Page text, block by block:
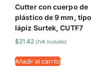
Cutter con cuerpo de
plástico de 9 mm, tipo
lápiz Surtek, CUTF7
$21.42 (IVA Incluido)
Añadir al carrito